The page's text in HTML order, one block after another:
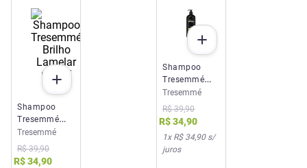
Shampoo
Tresemmé
Brilho
Lamelar
650ml
Tresemmé
R$ 39,90
R$34,90
Shampoo
Tresemmé
Detox Capilar
650ml
Tresemmé
R$ 39,90
R$34,90
1x R$ 34,90s/
juros